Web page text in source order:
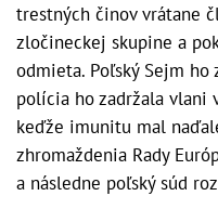
trestných činov vrátane
zločineckej skupine a
odmieta. Poľský Sejm
polícia ho zadržala vlani
keďže imunitu mal
zhromaždenia Rady
a následne poľský súd